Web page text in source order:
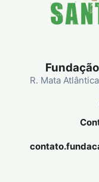
R. Mata